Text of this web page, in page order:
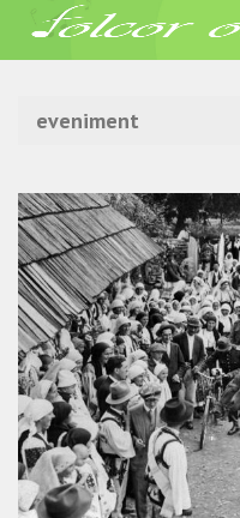
Acasa»eveniment
eveniment